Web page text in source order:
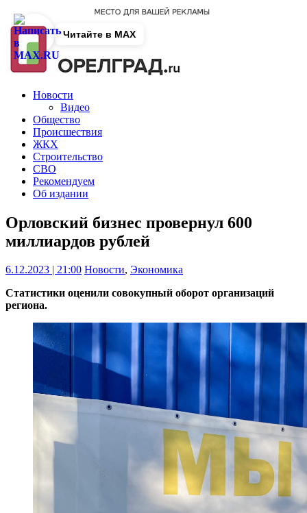
Новости
Видео
Общество
Происшествия
ЖКХ
Строительство
СВО
Рекомендуем
Об издании
Орловский бизнес провернул 600
миллиардов рублей
6.12.2023 | 21:00 Новости, Экономика
Статистики оценили совокупный оборот организаций
региона.
Читайте в MAX